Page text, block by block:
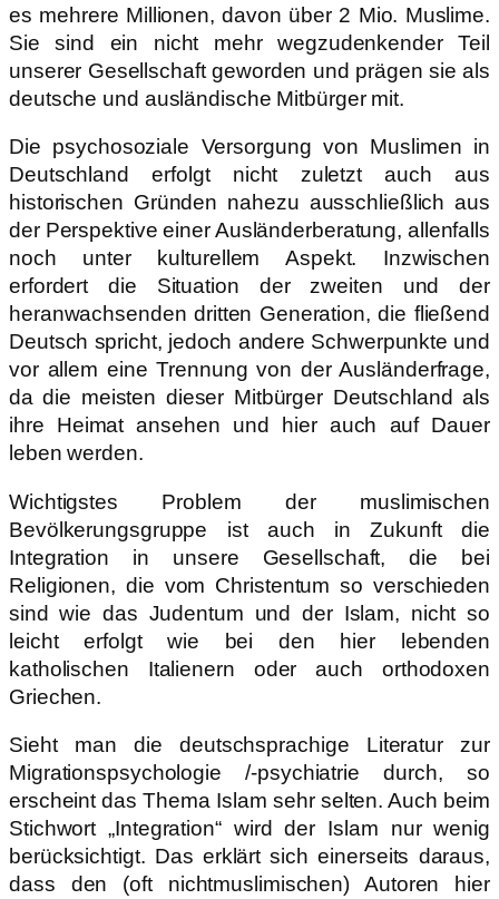
es mehrere Millionen, davon über 2 Mio. Muslime.
Sie sind ein nicht mehr wegzudenkender Teil
unserer Gesellschaft geworden und prägen sie als
deutsche und ausländische Mitbürger mit.
Die psychosoziale Versorgung von Muslimen in
Deutschland erfolgt nicht zuletzt auch aus
historischen Gründen nahezu ausschließlich aus
der Perspektive einer Ausländerberatung, allenfalls
noch unter kulturellem Aspekt. Inzwischen
erfordert die Situation der zweiten und der
heranwachsenden dritten Generation, die fließend
Deutsch spricht, jedoch andere Schwerpunkte und
vor allem eine Trennung von der Ausländerfrage,
da die meisten dieser Mitbürger Deutschland als
ihre Heimat ansehen und hier auch auf Dauer
leben werden.
Wichtigstes Problem der muslimischen
Bevölkerungsgruppe ist auch in Zukunft die
Integration in unsere Gesellschaft, die bei
Religionen, die vom Christentum so verschieden
sind wie das Judentum und der Islam, nicht so
leicht erfolgt wie bei den hier lebenden
katholischen Italienern oder auch orthodoxen
Griechen.
Sieht man die deutschsprachige Literatur zur
Migrationspsychologie /-psychiatrie durch, so
erscheint das Thema Islam sehr selten. Auch beim
Stichwort „Integration“ wird der Islam nur wenig
berücksichtigt. Das erklärt sich einerseits daraus,
dass den (oft nichtmuslimischen) Autoren hier